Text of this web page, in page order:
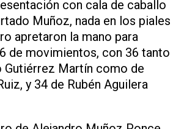
con cala de caballo
Muñoz, nada en los piales
apretaron la mano para
de movimientos, con 36 tanto
Gutiérrez Martín como de
y 34 de Rubén Aguilera